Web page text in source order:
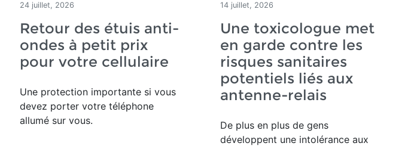
24 juillet, 2026
Retour des étuis anti-
ondes à petit prix
pour votre cellulaire
Une protection importante si vous
devez porter votre téléphone
allumé sur vous.
14 juillet, 2026
Une toxicologue met
en garde contre les
risques sanitaires
potentiels liés aux
antenne-relais
De plus en plus de gens
développent une intolérance aux